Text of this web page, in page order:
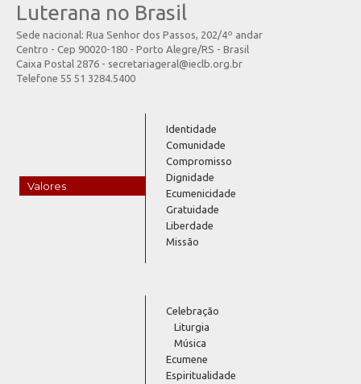
Luterana no Brasil
Sede nacional: Rua Senhor dos Passos, 202/4º andar
Centro - Cep 90020-180 - Porto Alegre/RS - Brasil
Caixa Postal 2876 - secretariageral@ieclb.org.br
Telefone 55 51 3284.5400
Valores
Identidade
Comunidade
Compromisso
Dignidade
Ecumenicidade
Gratuidade
Liberdade
Missão
Celebração
Liturgia
Música
Ecumene
Espiritualidade